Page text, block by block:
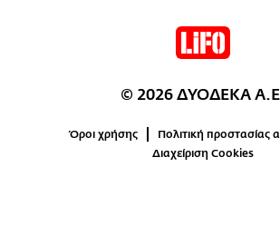
© 2026 ΔΥΟΔΕΚΑ
Όροι χρήσης
Πολιτική προστασίας
Διαχείριση Cookies